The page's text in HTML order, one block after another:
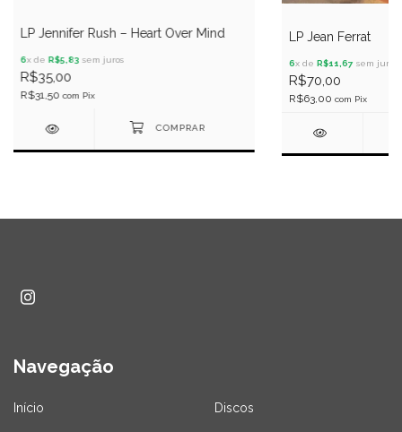
LP Jennifer Rush – Heart Over Mind
6x de R$5,83 sem juros
R$35,00
R$31,50com Pix
LP Jean Ferrat
6x de R$11,67sem juros
R$70,00
R$63,00 com Pix
Navegação
Início Discos